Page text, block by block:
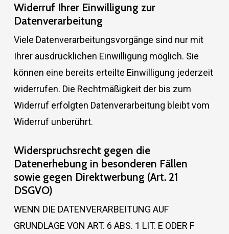
Widerruf Ihrer Einwilligung zur
Datenverarbeitung
Viele Datenverarbeitungsvorgänge sind nur mit
Ihrer ausdrücklichen Einwilligung möglich. Sie
können eine bereits erteilte Einwilligung jederzeit
widerrufen. Die Rechtmäßigkeit der bis zum
Widerruf erfolgten Datenverarbeitung bleibt vom
Widerruf unberührt.
Widerspruchsrecht gegen die
Datenerhebung in besonderen Fällen
sowie gegen Direktwerbung (Art. 21
DSGVO)
WENN DIE DATENVERARBEITUNG AUF
GRUNDLAGE VON ART. 6 ABS. 1 LIT. E ODER F